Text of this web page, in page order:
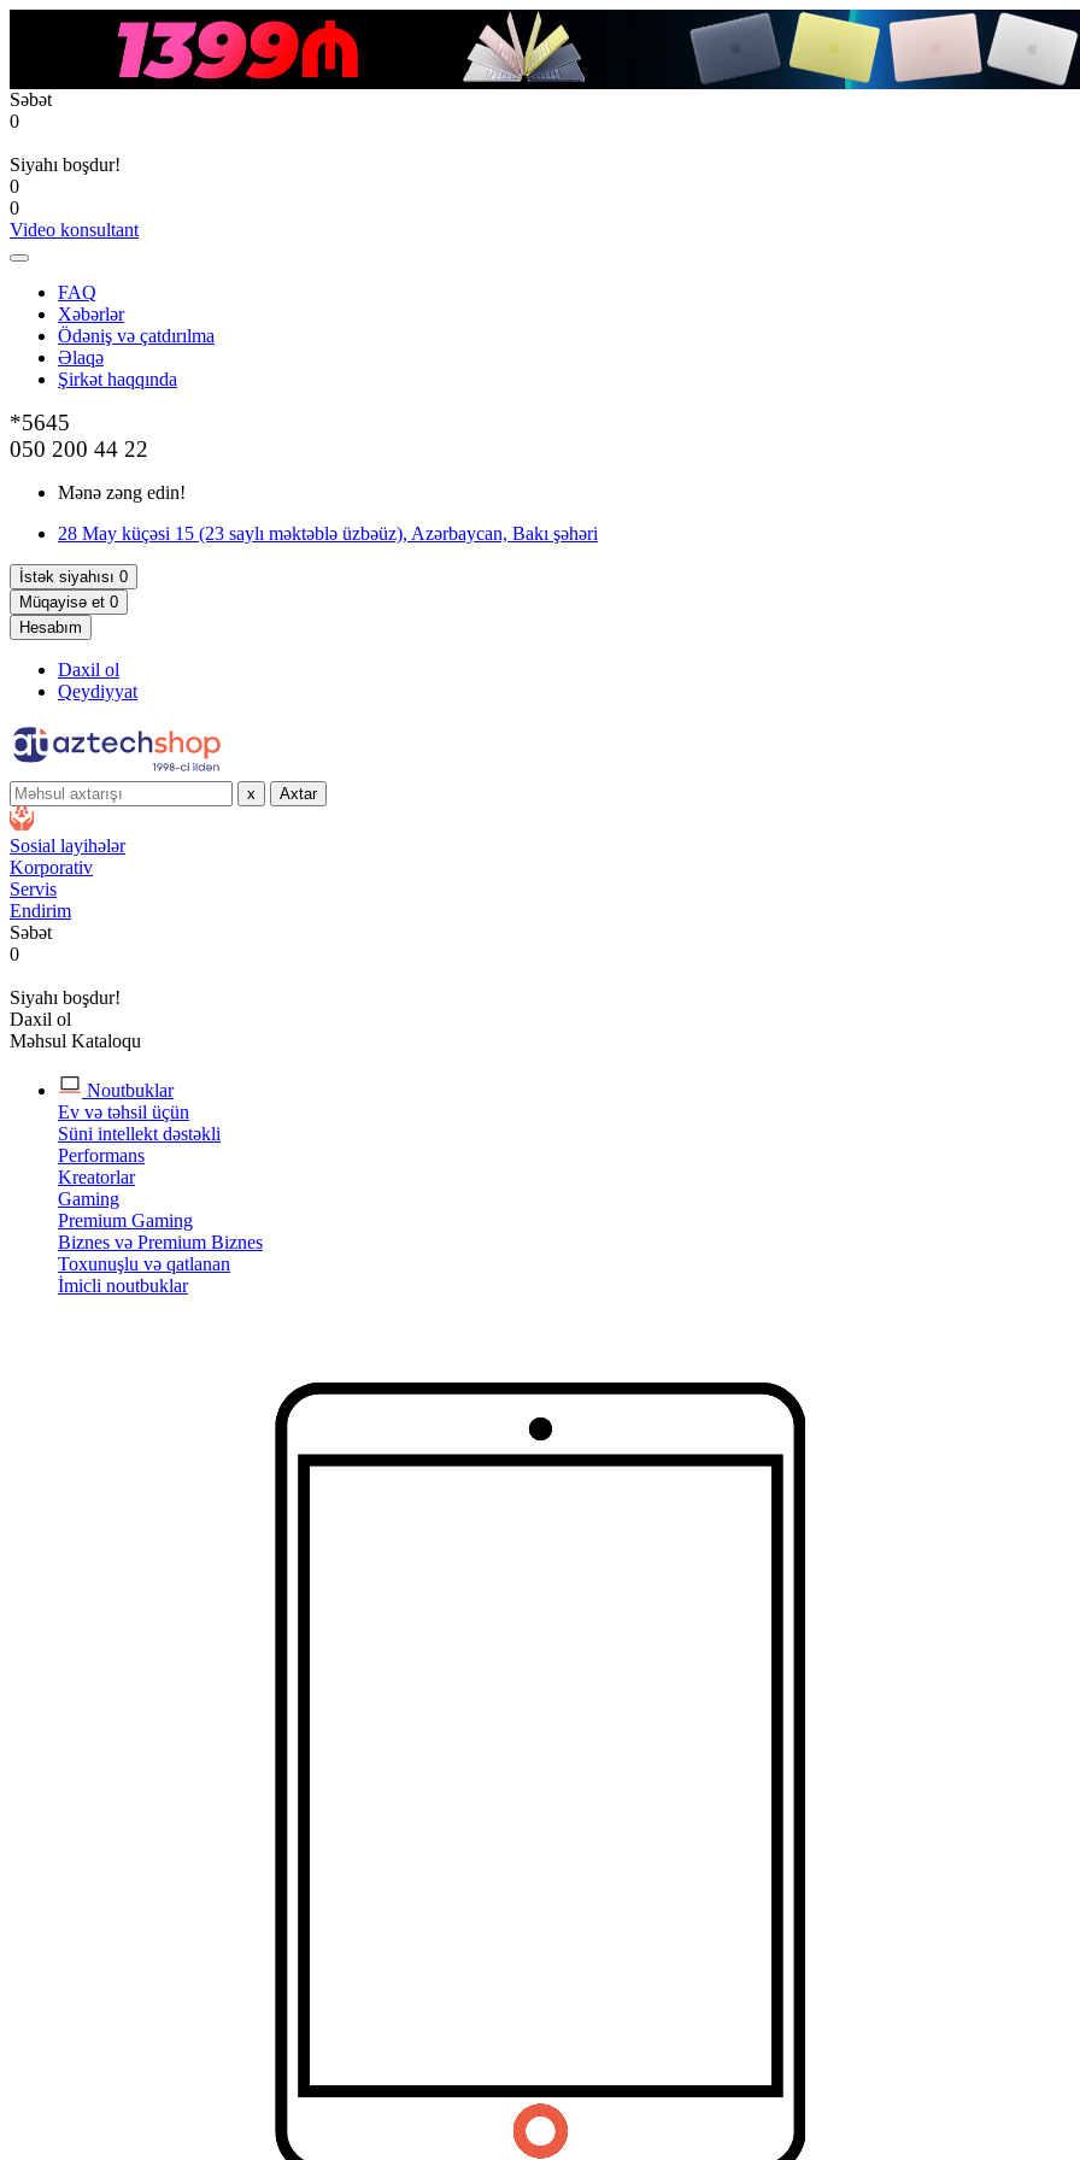
Səbət
0
Siyahı boşdur!
0
0
Video konsultant
FAQ
Xəbərlər
Ödəniş və çatdırılma
Əlaqə
Şirkət haqqında
*5645
050 200 44 22
Mənə zəng edin!
28 May küçəsi 15 (23 saylı məktəblə üzbəüz), Azərbaycan, Bakı şəhəri
İstək siyahısı 0
Müqayisə et 0
Hesabım
Daxil ol
Qeydiyyat
x Axtar
Sosial layihələr
Korporativ
Servis
Endirim
Səbət
0
Siyahı boşdur!
Daxil ol
Məhsul Kataloqu
Noutbuklar
Ev və təhsil üçün
Süni intellekt dəstəkli
Performans
Kreatorlar
Gaming
Premium Gaming
Biznes və Premium Biznes
Toxunuşlu və qatlanan
İmicli noutbuklar